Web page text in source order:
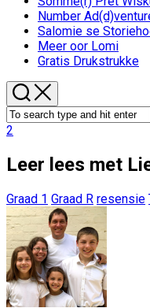
Number
Salomie se
Meer oor Lomi
Gratis Drukstrukke
2
Leer lees met
Graad 1 Graad R resensie